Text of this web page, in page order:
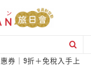
券｜9折＋免稅入手上